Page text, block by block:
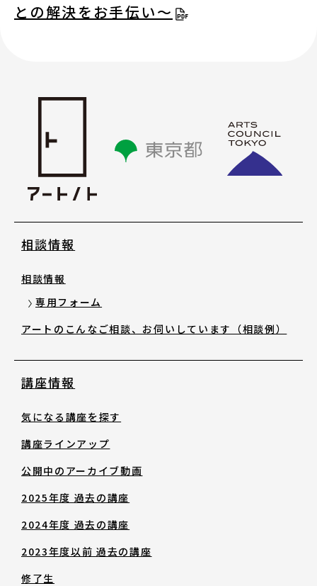
との解決をお手伝い～
相談情報
相談情報
専用フォーム
アートのこんなご相談、お伺いしています（相談例）
講座情報
気になる講座を探す
講座ラインアップ
公開中のアーカイブ動画
2025年度 過去の講座
2024年度 過去の講座
2023年度以前 過去の講座
修了生